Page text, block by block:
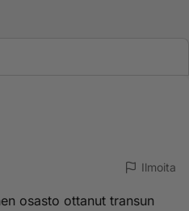
Ilmoita
osasto ottanut transun